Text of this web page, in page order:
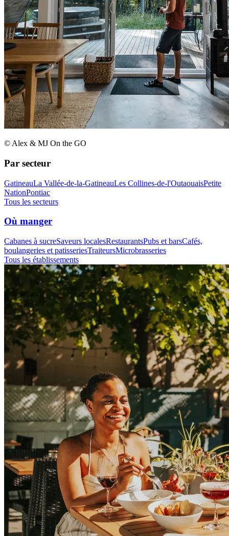
© Alex & MJ On the GO
Par secteur
GatineauLa Vallée-de-la-GatineauLes Collines-de-l'OutaouaisPetite
NationPontiac
Tous les secteurs
Où manger
Cabanes à sucreSaveurs localesRestaurantsPubs et barsCafés,
boulangeries et patisseriesTraiteursMicrobrasseries
Tous les établissements